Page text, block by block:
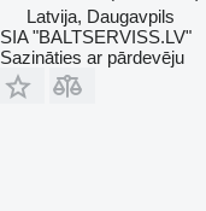
Latvija, Daugavpils
SIA "BALTSERVISS.LV"
Sazināties ar pārdevēju